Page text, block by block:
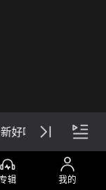
好听免费下载dj音
辑 我的